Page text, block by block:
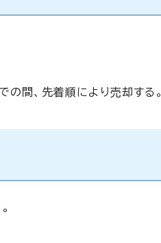
間、先着順により売却する。